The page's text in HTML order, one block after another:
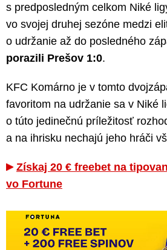
s predposledným celkom Niké
vo svojej druhej sezóne medzi
o udržanie až do posledného
porazili Prešov 1:0.
KFC Komárno je v tomto
favoritom na udržanie sa v Niké
o túto jedinečnú príležitosť
a na ihrisku nechajú jeho hráči
Získaj 20 € freebet na
vo Fortune